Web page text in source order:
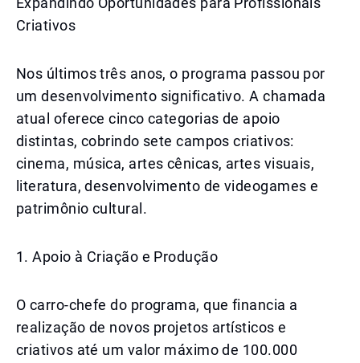
Criativos
Nos últimos três anos, o programa passou por
um desenvolvimento significativo. A chamada
atual oferece cinco categorias de apoio
distintas, cobrindo sete campos criativos:
cinema, música, artes cênicas, artes visuais,
literatura, desenvolvimento de videogames e
patrimônio cultural.
1. Apoio à Criação e Produção
O carro-chefe do programa, que financia a
realização de novos projetos artísticos e
criativos até um valor máximo de 100.000